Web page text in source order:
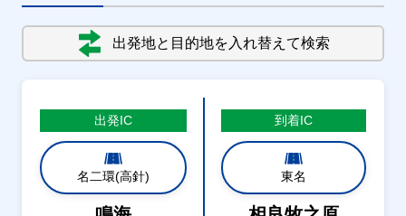
出発地と目的地を入れ替えて検索
出発IC
名二環(高針)
到着IC
東名